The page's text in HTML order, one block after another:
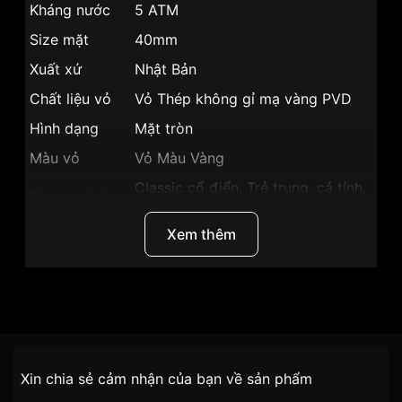
Kháng nước
5 ATM
Size mặt
40mm
Xuất xứ
Nhật Bản
Chất liệu vỏ
Vỏ Thép không gỉ mạ vàng PVD
Hình dạng
Mặt tròn
Màu vỏ
Vỏ Màu Vàng
Classic cổ điển, Trẻ trung, cá tính,
Sang trọng
Lịch ngày,giờ, phút, giây
Xem thêm
Đối tượng sử dụng Nam
tiện lợi –
Xin chia sẻ cảm nhận của bạn về sản phẩm